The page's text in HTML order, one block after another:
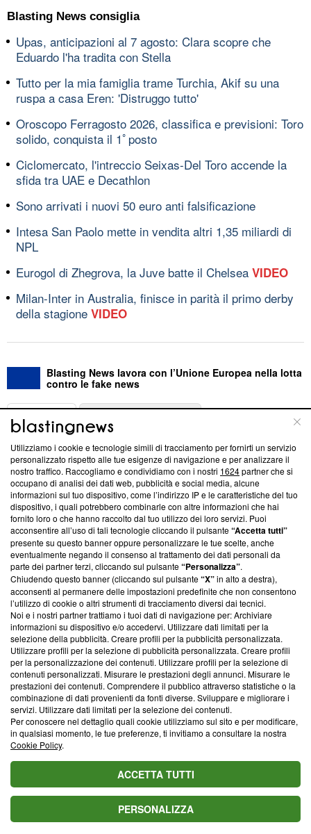
Blasting News consiglia
Upas, anticipazioni al 7 agosto: Clara scopre che
Eduardo l'ha tradita con Stella
Tutto per la mia famiglia trame Turchia, Akif su una
ruspa a casa Eren: 'Distruggo tutto'
Oroscopo Ferragosto 2026, classifica e previsioni: Toro
solido, conquista il 1ﾟposto
Ciclomercato, l'intreccio Seixas-Del Toro accende la
sfida tra UAE e Decathlon
Sono arrivati i nuovi 50 euro anti falsificazione
Intesa San Paolo mette in vendita altri 1,35 miliardi di
NPL
Eurogol di Zhegrova, la Juve batte il Chelsea VIDEO
Milan-Inter in Australia, finisce in parità il primo derby
della stagione VIDEO
Blasting News lavora con l’Unione Europea nella lotta
contro le fake news
ABOUT
Questa sezione offre informazioni trasparenti su Blasting
News, sui nostri processi editoriali e su come ci impegniamo a
creare news di qualità. Inoltre, afferma la nostra aderenza a
‘Trust Project - News with Integrity’Blasting News non è
ancora membro del programma, ma ha richiesto di farne
parte; Trust Project non ha ancora effettuato una verifica di
conformità agli standard.
Su di noi
Team editoriale
Corporate
Redazione
Informativa Privacy
Cookie Policy
Blasting SA, IDI CHE-247.845.224, Via Carlo Frasca, 3 - 6900
Lugano (Svizzera) Tel:+39 0690258937
© 2026 Blasting News
Utilizziamo i cookie e tecnologie simili di tracciamento per fornirti un servizio
personalizzato rispetto alle tue esigenze di navigazione e per analizzare il
nostro traffico. Raccogliamo e condividiamo con i nostri 1624partner che si
occupano di analisi dei dati web, pubblicità e social media, alcune
informazioni sul tuo dispositivo, come l’indirizzo IP e le caratteristiche del tuo
dispositivo, i quali potrebbero combinarle con altre informazioni che hai
fornito loro o che hanno raccolto dal tuo utilizzo dei loro servizi. Puoi
acconsentire all’uso di tali tecnologie cliccando il pulsante“Accetta tutti”
presente su questo banner oppure personalizzare le tue scelte, anche
eventualmente negando il consenso al trattamento dei dati personali da
parte dei partner terzi, cliccando sul pulsante“Personalizza”.
Chiudendo questo banner (cliccando sul pulsante“X”in alto a destra),
acconsenti al permanere delle impostazioni predefinite che non consentono
l’utilizzo di cookie o altri strumenti di tracciamento diversi dai tecnici.
Noi e i nostri partner trattiamo i tuoi dati di navigazione per: Archiviare
informazioni su dispositivo e/o accedervi. Utilizzare dati limitati per la
selezione della pubblicità. Creare profili per la pubblicità personalizzata.
Utilizzare profili per la selezione di pubblicità personalizzata. Creare profili
per la personalizzazione dei contenuti. Utilizzare profili per la selezione di
contenuti personalizzati. Misurare le prestazioni degli annunci. Misurare le
prestazioni dei contenuti. Comprendere il pubblico attraverso statistiche o la
combinazione di dati provenienti da fonti diverse. Sviluppare e migliorare i
servizi. Utilizzare dati limitati per la selezione dei contenuti.
Per conoscere nel dettaglio quali cookie utilizziamo sul sito e per modificare,
in qualsiasi momento, le tue preferenze, ti invitiamo a consultare la nostra
Cookie Policy.
ACCETTA TUTTI
PERSONALIZZA